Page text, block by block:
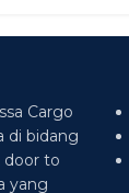
Cargo
di bidang
door to
yang